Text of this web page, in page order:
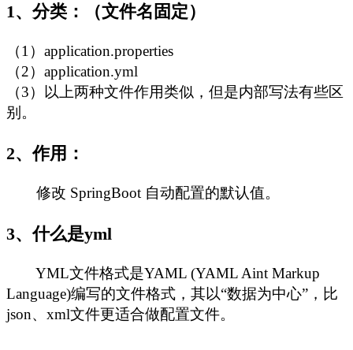
1、分类：（文件名固定）
（1）application.properties
（2）application.yml
（3）以上两种文件作用类似，但是内部写法有些区
别。
2、作用：
修改 SpringBoot 自动配置的默认值。
3、什么是yml
YML文件格式是YAML (YAML Aint Markup
Language)编写的文件格式，其以“数据为中心”，比
json、xml文件更适合做配置文件。